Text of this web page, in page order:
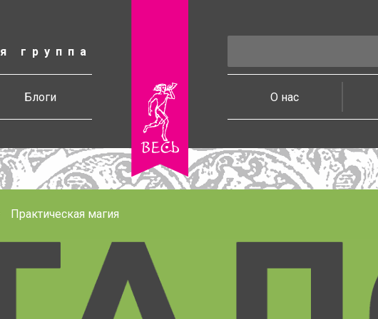
группа
Блоги О нас
Практическая магия